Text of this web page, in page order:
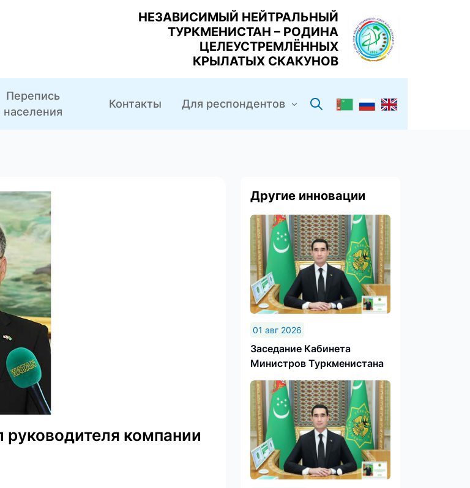
НЕЗАВИСИМЫЙ НЕЙТРАЛЬНЫЙ
ТУРКМЕНИСТАН – РОДИНА
ЦЕЛЕУСТРЕМЛЁННЫХ
КРЫЛАТЫХ СКАКУНОВ
Перепись
населения
Контакты Для респондентов
руководителя компании
Другие инновации
01 авг 2026
Заседание Кабинета
Министров Туркменистана